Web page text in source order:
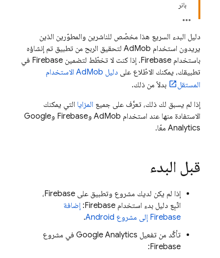
بانر
دليل البدء السريع هذا مخصّص للناشرين والمطوّرين الذين
يريدون استخدام AdMob لتحقيق الربح من تطبيق تم إنشاؤه
باستخدام Firebase. إذا كنت لا تخطّط لتضمين Firebase في
تطبيقك، يمكنك الاطّلاع على دليل AdMob الاستخدام
المستقل
بدلاً من ذلك.
إذا لم يسبق لك ذلك، تعرَّف على جميع المزايا التي يمكنك
الاستفادة منها عند استخدام AdMob وFirebase و
Google
Analytics معًا.
قبل البدء
إذا لم يكن لديك مشروع وتطبيق على Firebase،
اتّبِع دليل بدء استخدام Firebase:
إضافة
Firebase إلى مشروع Android
.
تأكَّد من تفعيل Google Analytics في مشروع
Firebase: